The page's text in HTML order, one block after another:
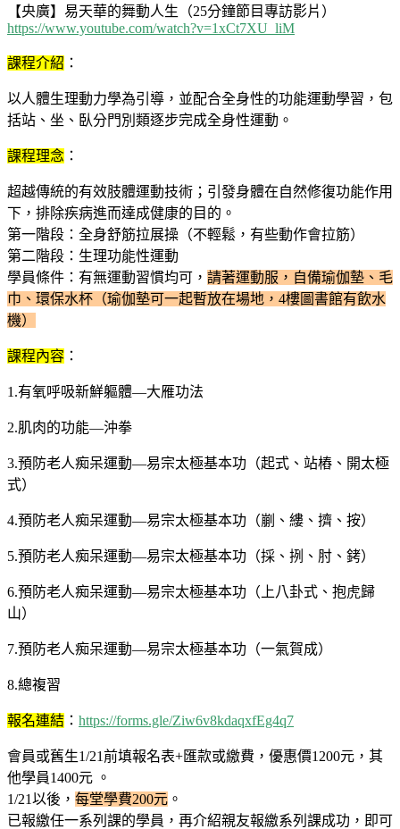
【央廣】易天華的舞動人生（25分鐘節目專訪影片）
https://www.youtube.com/watch?v=1xCt7XU_liM
課程介紹 ：
以人體生理動力學為引導，並配合全身性的功能運動學習，包
括站、坐、臥分門別類逐步完成全身性運動。
課程理念 ：
超越傳統的有效肢體運動技術；引發身體在自然修復功能作用
下，排除疾病進而達成健康的目的。
第一階段：全身舒筋拉展操（不輕鬆，有些動作會拉筋）
第二階段：生理功能性運動
學員條件：有無運動習慣均可， 請著運動服，自備瑜伽墊、毛
巾、環保水杯（瑜伽墊可一起暫放在場地，4樓圖書館有飲水
機）
課程內容 ：
1.有氧呼吸新鮮軀體—大雁功法
2.肌肉的功能—沖拳
3.預防老人痴呆運動—易宗太極基本功（起式、站樁、開太極
式）
4.預防老人痴呆運動—易宗太極基本功（剻、縷、擠、按）
5.預防老人痴呆運動—易宗太極基本功（採、挒、肘、銬）
6.預防老人痴呆運動—易宗太極基本功（上八卦式、抱虎歸
山）
7.預防老人痴呆運動—易宗太極基本功（一氣賀成）
8.總複習
報名連結 ： https://forms.gle/Ziw6v8kdaqxfEg4q7
會員或舊生1/21前填報名表+匯款或繳費，優惠價1200元，其
他學員1400元 。
1/21以後， 每堂學費200元 。
已報繳任一系列課的學員，再介紹親友報繳系列課成功，即可